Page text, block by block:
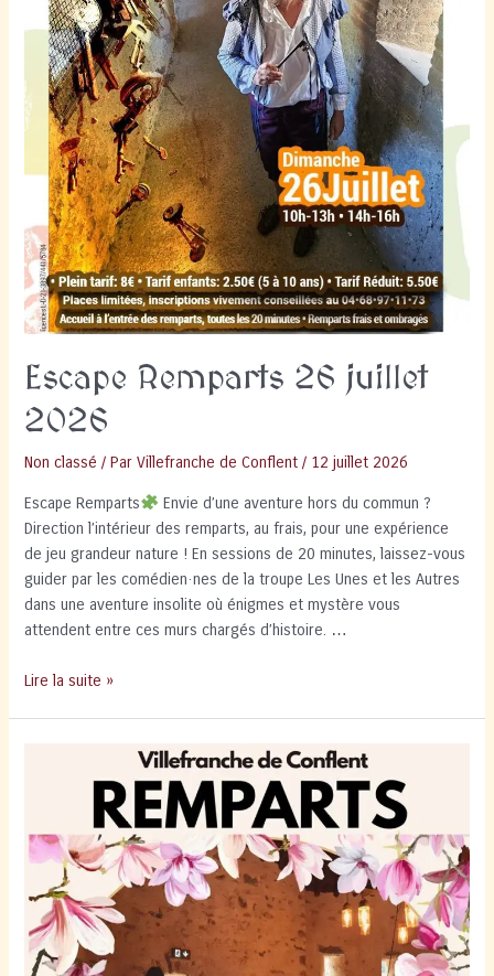
Escape Remparts 26 juillet
2026
Non classé / ParVillefranche de Conflent / 12 juillet 2026
Escape Remparts
Envie d’une aventure hors du commun ?
Direction l’intérieur des remparts, au frais, pour une expérience
de jeu grandeur nature ! En sessions de 20 minutes, laissez-vous
guider par les comédien·nes de la troupe Les Unes et les Autres
dans une aventure insolite où énigmes et mystère vous
attendent entre ces murs chargés d’histoire. …
Escape
Lire la suite »